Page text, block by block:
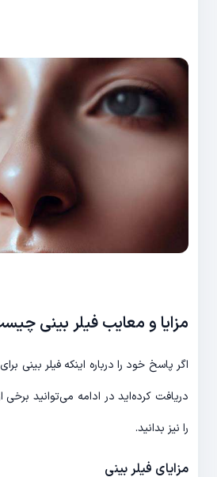
مزایا و معایب فیلر بینی
اگر پاسخ خود را درباره اینکه فیلر
دریافت کرده‌اید در ادامه می‌توانید برخی
را نیز بدانید.
مزایای فیلر بینی